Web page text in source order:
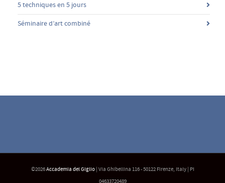
5 techniques en 5 jours
Séminaire d’art combiné
©2026Accademia del Giglio| Via Ghibellina 116 - 50122 Firenze, Italy | PI
04633720489